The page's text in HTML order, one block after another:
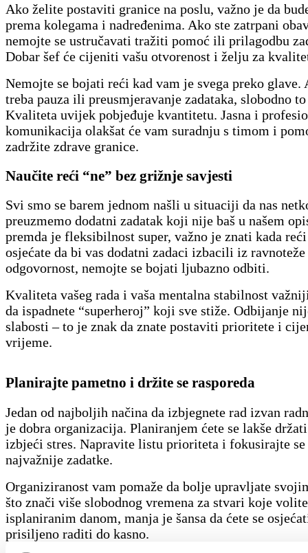
Ako želite postaviti granice na poslu, važno je da
prema kolegama i nadređenima. Ako ste zatrpani
nemojte se ustručavati tražiti pomoć ili prilagodbu
Dobar šef će cijeniti vašu otvorenost i želju za
Nemojte se bojati reći kad vam je svega preko glave.
treba pauza ili preusmjeravanje zadataka, slobodno
Kvaliteta uvijek pobjeđuje kvantitetu. Jasna i
komunikacija olakšat će vam suradnju s timom i
zadržite zdrave granice.
Naučite reći “ne” bez grižnje savjesti
Svi smo se barem jednom našli u situaciji da nas
preuzmemo dodatni zadatak koji nije baš u našem
premda je fleksibilnost super, važno je znati kada
osjećate da bi vas dodatni zadaci izbacili iz
odgovornost, nemojte se bojati ljubazno odbiti.
Kvaliteta vašeg rada i vaša mentalna stabilnost
da ispadnete “superheroj” koji sve stiže. Odbijanje
slabosti – to je znak da znate postaviti prioritete i
vrijeme.
Planirajte pametno i držite se rasporeda
Jedan od najboljih načina da izbjegnete rad izvan
je dobra organizacija. Planiranjem ćete se lakše
izbjeći stres. Napravite listu prioriteta i fokusirajte se
najvažnije zadatke.
Organiziranost vam pomaže da bolje upravljate
što znači više slobodnog vremena za stvari koje
isplaniranim danom, manja je šansa da ćete se
prisiljeno raditi do kasno.